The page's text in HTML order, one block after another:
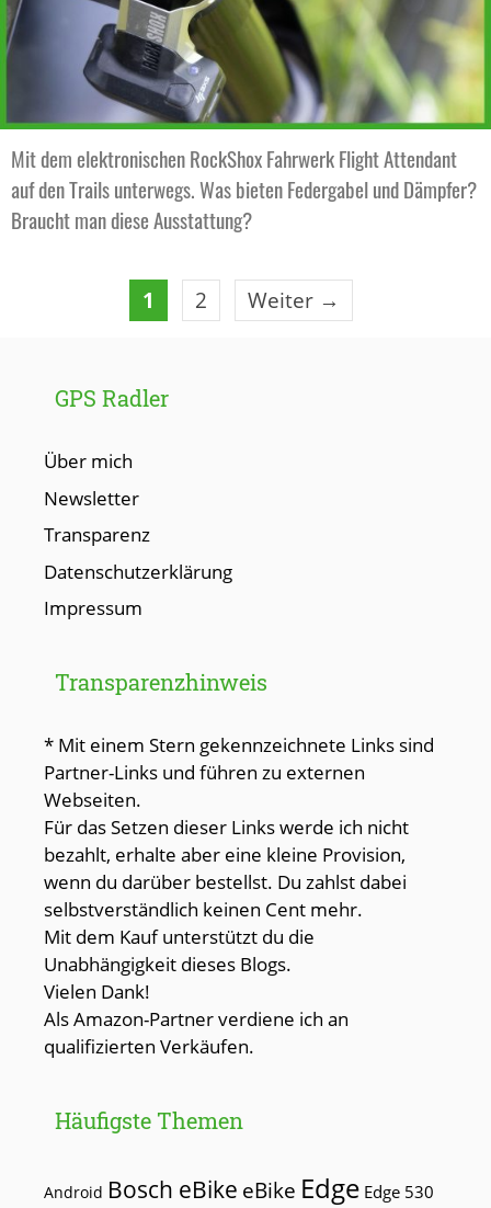
Mit dem elektronischen RockShox Fahrwerk Flight Attendant
auf den Trails unterwegs. Was bieten Federgabel und Dämpfer?
Braucht man diese Ausstattung?
Seite
1 Seite
2 Weiter →
GPS Radler
Über mich
Newsletter
Transparenz
Datenschutzerklärung
Impressum
Transparenzhinweis
* Mit einem Stern gekennzeichnete Links sind
Partner-Links und führen zu externen
Webseiten.
Für das Setzen dieser Links werde ich nicht
bezahlt, erhalte aber eine kleine Provision,
wenn du darüber bestellst. Du zahlst dabei
selbstverständlich keinen Cent mehr.
Mit dem Kauf unterstützt du die
Unabhängigkeit dieses Blogs.
Vielen Dank!
Als Amazon-Partner verdiene ich an
qualifizierten Verkäufen.
Häufigste Themen
Android Bosch eBike eBike Edge Edge 530